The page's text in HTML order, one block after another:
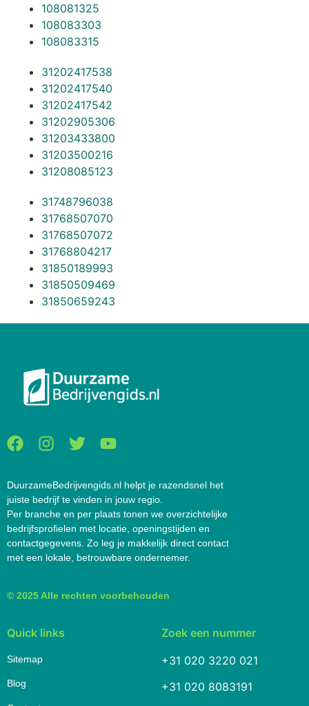
108081325
108083303
108083315
31202417538
31202417540
31202417542
31202905306
31203433800
31203500216
31208085123
31748796038
31768507070
31768507072
31768804217
31850189993
31850509469
31850659243
DuurzameBedrijvengids.nl helpt je razendsnel het
juiste bedrijf te vinden in jouw regio.
Per branche en per plaats tonen we overzichtelijke
bedrijfsprofielen met locatie, openingstijden en
contactgegevens. Zo leg je makkelijk direct contact
met een lokale, betrouwbare ondernemer.
© 2025 Alle rechten voorbehouden
Quick links
Sitemap
Blog
Zoek een nummer
+31 020 3220 021
+31 020 8083191